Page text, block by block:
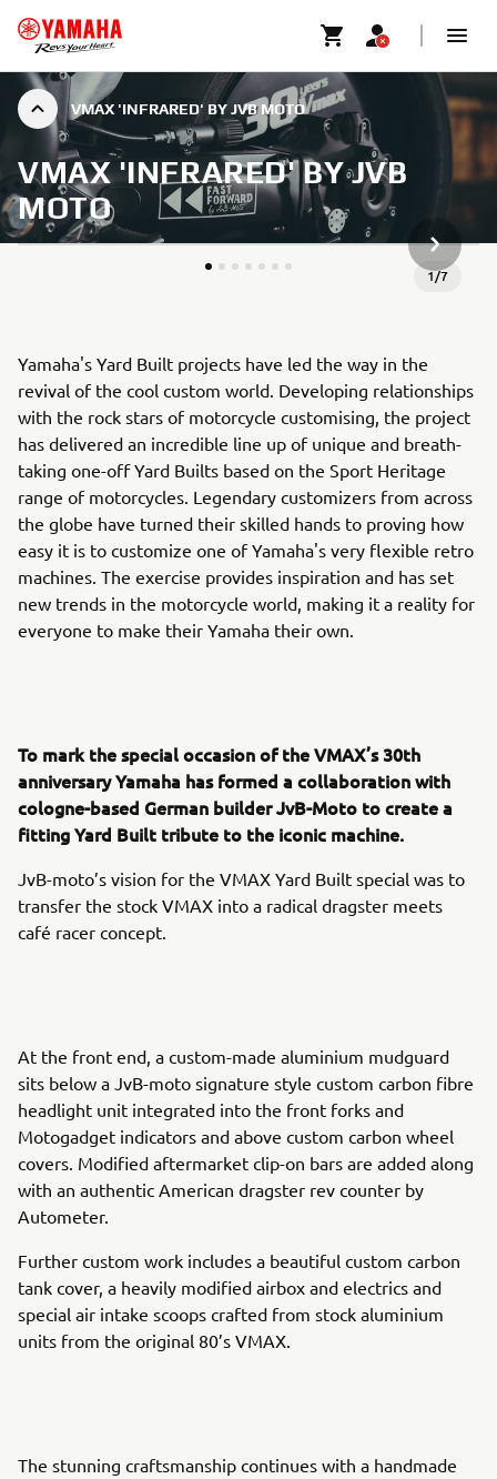
VMAX 'INFRARED' BY JVB MOTO
VMAX 'INFRARED' BY JVB
MOTO
1/7
NÄSTA
Yamaha's Yard Built projects have led the way in the
revival of the cool custom world. Developing relationships
with the rock stars of motorcycle customising, the project
has delivered an incredible line up of unique and breath-
taking one-off Yard Builts based on the Sport Heritage
range of motorcycles. Legendary customizers from across
the globe have turned their skilled hands to proving how
easy it is to customize one of Yamaha's very flexible retro
machines. The exercise provides inspiration and has set
new trends in the motorcycle world, making it a reality for
everyone to make their Yamaha their own.
To mark the special occasion of the VMAX’s 30th
anniversary Yamaha has formed a collaboration with
cologne-based German builder JvB-Moto to create a
fitting Yard Built tribute to the iconic machine.
JvB-moto’s vision for the VMAX Yard Built special was to
transfer the stock VMAX into a radical dragster meets
café racer concept.
At the front end, a custom-made aluminium mudguard
sits below a JvB-moto signature style custom carbon fibre
headlight unit integrated into the front forks and
Motogadget indicators and above custom carbon wheel
covers. Modified aftermarket clip-on bars are added along
with an authentic American dragster rev counter by
Autometer.
Further custom work includes a beautiful custom carbon
tank cover, a heavily modified airbox and electrics and
special air intake scoops crafted from stock aluminium
units from the original 80’s VMAX.
The stunning craftsmanship continues with a handmade